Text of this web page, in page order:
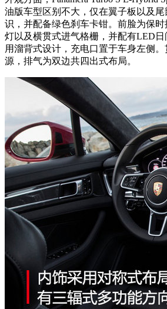
油版车型区别不大，仅在翼子板以及
识，并配备绿色刹车卡钳。前脸为保时
灯以及横贯式进气格栅，并配有LED
用溜背式设计，充电口置于车身左侧
源，排气为双边共四出式布局。